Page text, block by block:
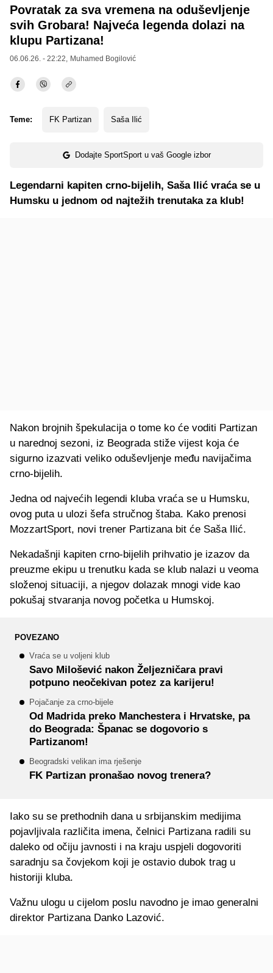
Povratak za sva vremena na oduševljenje
svih Grobara! Najveća legenda dolazi na
klupu Partizana!
06.06.26. - 22:22, Muhamed Bogilović
Teme: FK Partizan Saša Ilić
Dodajte SportSport u vaš Google izbor
Legendarni kapiten crno-bijelih, Saša Ilić vraća se u
Humsku u jednom od najtežih trenutaka za klub!
Nakon brojnih špekulacija o tome ko će voditi Partizan
u narednoj sezoni, iz Beograda stiže vijest koja će
sigurno izazvati veliko oduševljenje među navijačima
crno-bijelih.
Jedna od najvećih legendi kluba vraća se u Humsku,
ovog puta u ulozi šefa stručnog štaba. Kako prenosi
MozzartSport, novi trener Partizana bit će Saša Ilić.
Nekadašnji kapiten crno-bijelih prihvatio je izazov da
preuzme ekipu u trenutku kada se klub nalazi u veoma
složenoj situaciji, a njegov dolazak mnogi vide kao
pokušaj stvaranja novog početka u Humskoj.
POVEZANO
Vraća se u voljeni klub
Savo Milošević nakon Željezničara pravi
potpuno neočekivan potez za karijeru!
Pojačanje za crno-bijele
Od Madrida preko Manchestera i Hrvatske, pa
do Beograda: Španac se dogovorio s
Partizanom!
Beogradski velikan ima rješenje
FK Partizan pronašao novog trenera?
Iako su se prethodnih dana u srbijanskim medijima
pojavljivala različita imena, čelnici Partizana radili su
daleko od očiju javnosti i na kraju uspjeli dogovoriti
saradnju sa čovjekom koji je ostavio dubok trag u
historiji kluba.
Važnu ulogu u cijelom poslu navodno je imao generalni
direktor Partizana Danko Lazović.